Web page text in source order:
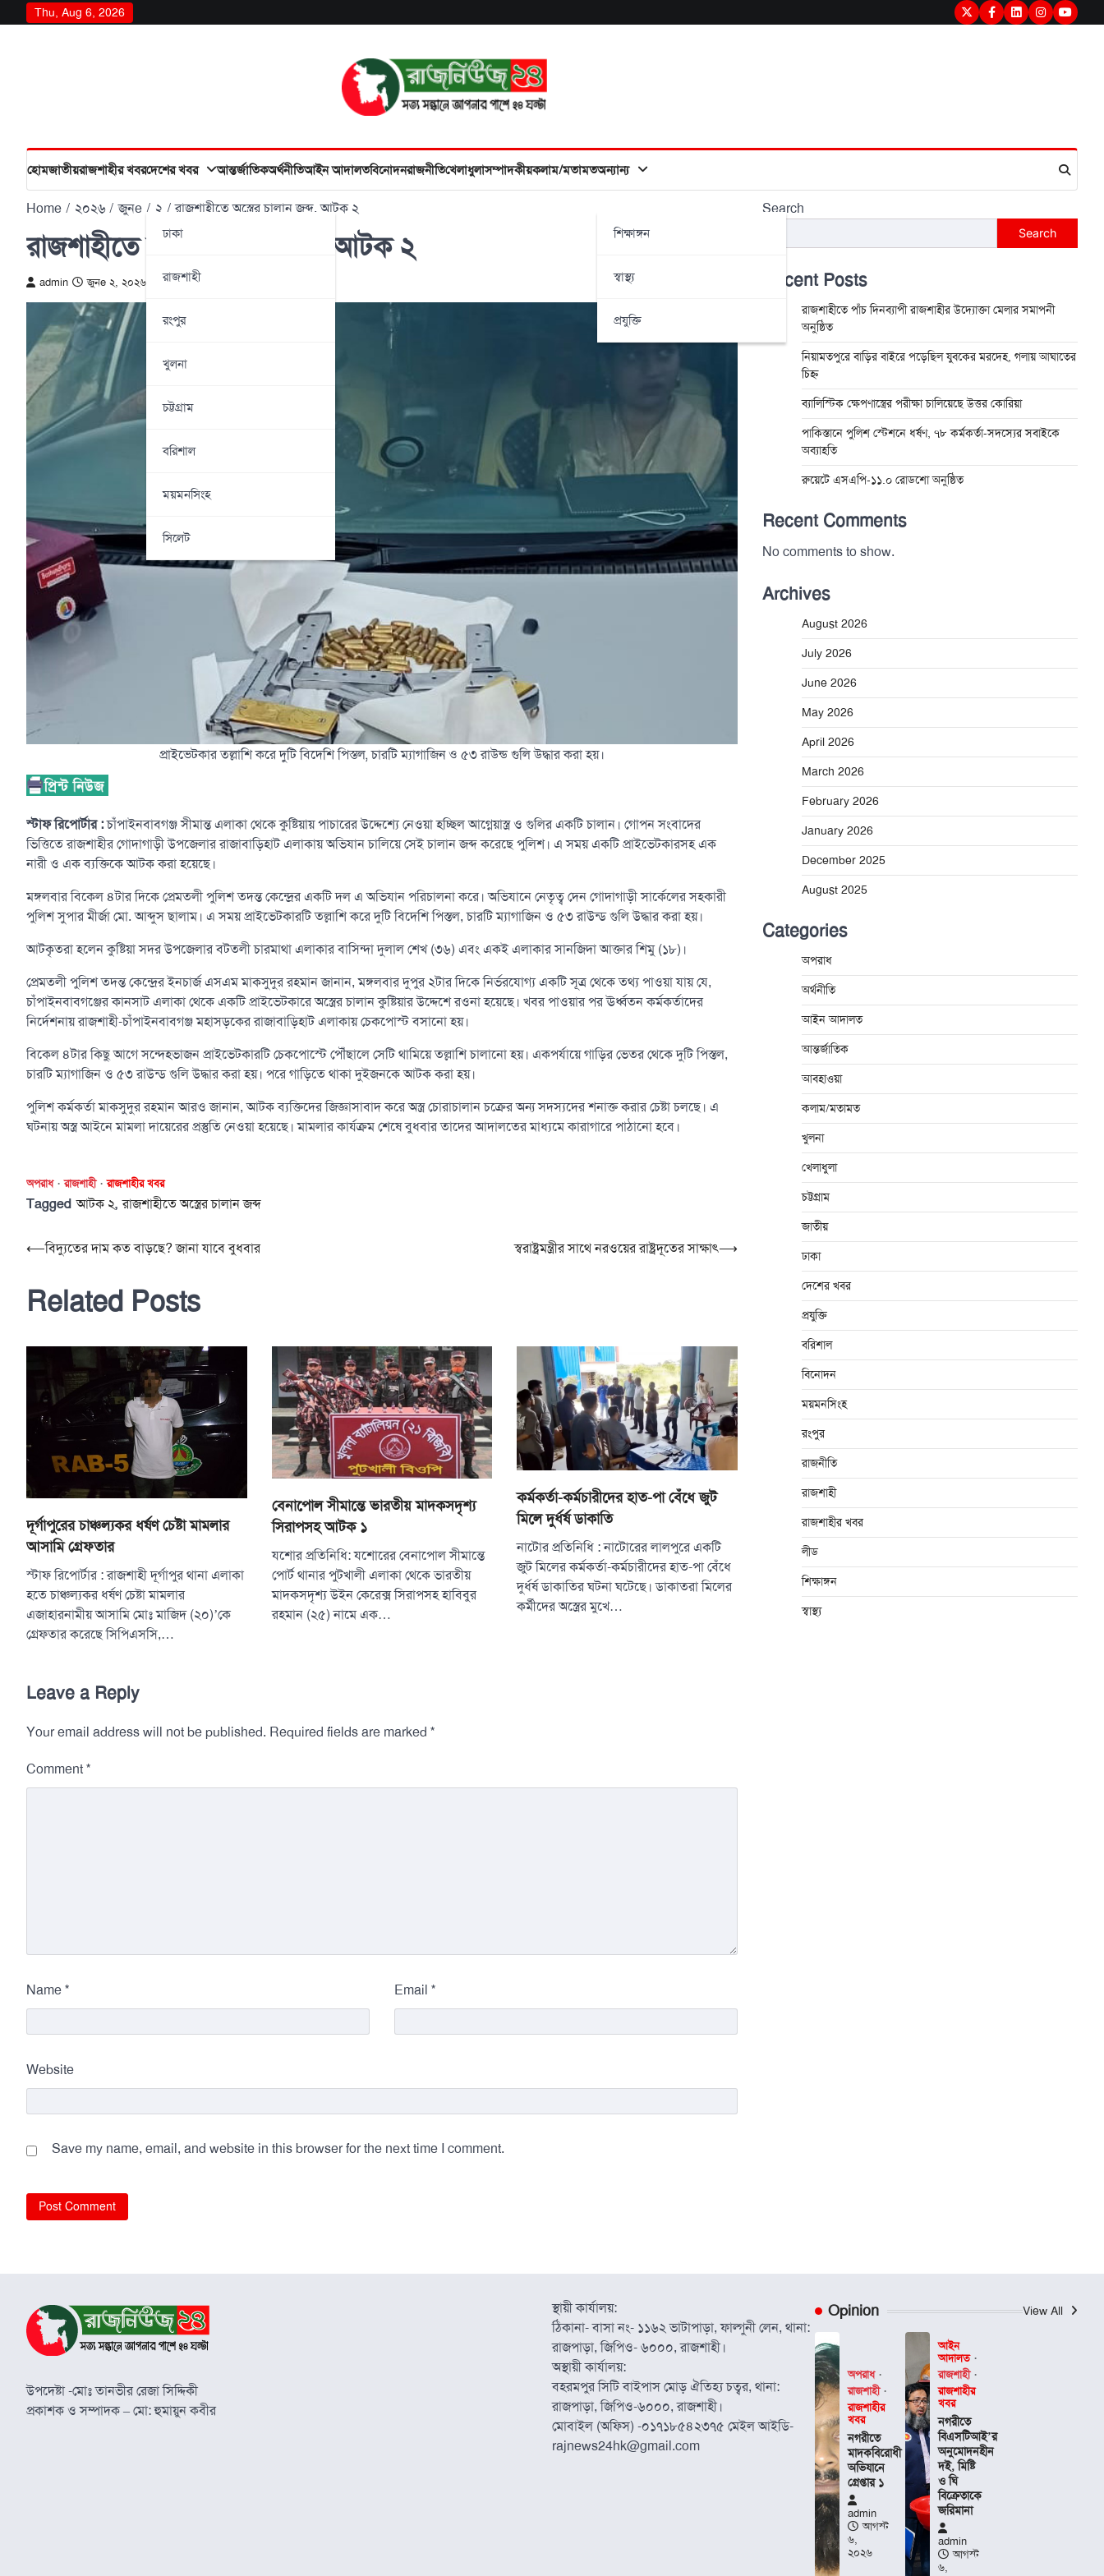
to
Thu, Aug 6, 2026 TwitterFacebook
LinkedInInstagram
হোমজাতীয়রাজশাহীর খবরদেশের খবর
ঢাকা
রাজশাহী
রংপুর
খুলনা
চট্টগ্রাম
বরিশাল
ময়মনসিংহ
সিলেট
আন্তর্জাতিকঅর্থনীতিআইন আদালতবিনোদনরাজনীতিখেলাধুলাসম্পাদকীয়কলাম/মতামতঅন্যান্য
শিক্ষাঙ্গন
স্বাস্থ্য
প্রযুক্তি
Home ২০২৬ জুনe ২ রাজশাহীতে অস্ত্রের চালান জব্দ, আটক ২
রাজশাহীতে অস্ত্রের চালান জব্দ, আটক ২
admin জুনe ২, ২০২৬
প্রাইভেটকার তল্লাশি করে দুটি বিদেশি পিস্তল, চারটি ম্যাগাজিন ও ৫৩ রাউন্ড গুলি উদ্ধার করা হয়।
স্টাফ রিপোর্টার :চাঁপাইনবাবগঞ্জ সীমান্ত এলাকা থেকে কুষ্টিয়ায় পাচারের উদ্দেশ্যে নেওয়া হচ্ছিল আগ্নেয়াস্ত্র ও গুলির একটি চালান। গোপন সংবাদের
ভিত্তিতে রাজশাহীর গোদাগাড়ী উপজেলার রাজাবাড়িহাট এলাকায় অভিযান চালিয়ে সেই চালান জব্দ করেছে পুলিশ। এ সময় একটি প্রাইভেটকারসহ এক
নারী ও এক ব্যক্তিকে আটক করা হয়েছে।
মঙ্গলবার বিকেল ৪টার দিকে প্রেমতলী পুলিশ তদন্ত কেন্দ্রের একটি দল এ অভিযান পরিচালনা করে। অভিযানে নেতৃত্ব দেন গোদাগাড়ী সার্কেলের সহকারী
পুলিশ সুপার মীর্জা মো. আব্দুস ছালাম। এ সময় প্রাইভেটকারটি তল্লাশি করে দুটি বিদেশি পিস্তল, চারটি ম্যাগাজিন ও ৫৩ রাউন্ড গুলি উদ্ধার করা হয়।
আটকৃতরা হলেন কুষ্টিয়া সদর উপজেলার বটতলী চারমাথা এলাকার বাসিন্দা দুলাল শেখ (৩৬) এবং একই এলাকার সানজিদা আক্তার শিমু (১৮)।
প্রেমতলী পুলিশ তদন্ত কেন্দ্রের ইনচার্জ এসএম মাকসুদুর রহমান জানান, মঙ্গলবার দুপুর ২টার দিকে নির্ভরযোগ্য একটি সূত্র থেকে তথ্য পাওয়া যায় যে,
চাঁপাইনবাবগঞ্জের কানসাট এলাকা থেকে একটি প্রাইভেটকারে অস্ত্রের চালান কুষ্টিয়ার উদ্দেশে রওনা হয়েছে। খবর পাওয়ার পর ঊর্ধ্বতন কর্মকর্তাদের
নির্দেশনায় রাজশাহী-চাঁপাইনবাবগঞ্জ মহাসড়কের রাজাবাড়িহাট এলাকায় চেকপোস্ট বসানো হয়।
বিকেল ৪টার কিছু আগে সন্দেহভাজন প্রাইভেটকারটি চেকপোস্টে পৌঁছালে সেটি থামিয়ে তল্লাশি চালানো হয়। একপর্যায়ে গাড়ির ভেতর থেকে দুটি পিস্তল,
চারটি ম্যাগাজিন ও ৫৩ রাউন্ড গুলি উদ্ধার করা হয়। পরে গাড়িতে থাকা দুইজনকে আটক করা হয়।
পুলিশ কর্মকর্তা মাকসুদুর রহমান আরও জানান, আটক ব্যক্তিদের জিজ্ঞাসাবাদ করে অস্ত্র চোরাচালান চক্রের অন্য সদস্যদের শনাক্ত করার চেষ্টা চলছে। এ
ঘটনায় অস্ত্র আইনে মামলা দায়েরের প্রস্তুতি নেওয়া হয়েছে। মামলার কার্যক্রম শেষে বুধবার তাদের আদালতের মাধ্যমে কারাগারে পাঠানো হবে।
অপরাধ রাজশাহী রাজশাহীর খবর
Taggedআটক ২,রাজশাহীতে অস্ত্রের চালান জব্দ
Post
⟵বিদ্যুতের দাম কত বাড়ছে? জানা যাবে বুধবার স্বরাষ্ট্রমন্ত্রীর সাথে নরওয়ের রাষ্ট্রদূতের সাক্ষাৎ⟶
Related Posts
দূর্গাপুরের চাঞ্চল্যকর ধর্ষণ চেষ্টা মামলার
আসামি গ্রেফতার
স্টাফ রিপোর্টার : রাজশাহী দূর্গাপুর থানা এলাকা
হতে চাঞ্চল্যকর ধর্ষণ চেষ্টা মামলার
এজাহারনামীয় আসামি মোঃ মাজিদ (২০)’কে
গ্রেফতার করেছে সিপিএসসি,…
বেনাপোল সীমান্তে ভারতীয় মাদকসদৃশ্য
সিরাপসহ আটক ১
যশোর প্রতিনিধি: যশোরের বেনাপোল সীমান্তে
পোর্ট থানার পুটখালী এলাকা থেকে ভারতীয়
মাদকসদৃশ্য উইন কেরেক্স সিরাপসহ হাবিবুর
রহমান (২৫) নামে এক…
কর্মকর্তা-কর্মচারীদের হাত-পা বেঁধে জুট
মিলে দুর্ধর্ষ ডাকাতি
নাটোর প্রতিনিধি : নাটোরের লালপুরে একটি
জুট মিলের কর্মকর্তা-কর্মচারীদের হাত-পা বেঁধে
দুর্ধর্ষ ডাকাতির ঘটনা ঘটেছে। ডাকাতরা মিলের
কর্মীদের অস্ত্রের মুখে…
Leave a Reply
Your email address will not be published. Required fields are marked *
Comment *
Name * Email *
Website
Save my name, email, and website in this browser for the next time I comment.
Search
Search
Recent Posts
রাজশাহীতে পাঁচ দিনব্যাপী রাজশাহীর উদ্যোক্তা মেলার সমাপনী
অনুষ্ঠিত
নিয়ামতপুরে বাড়ির বাইরে পড়েছিল যুবকের মরদেহ, গলায় আঘাতের
চিহ্ন
ব্যালিস্টিক ক্ষেপণাস্ত্রের পরীক্ষা চালিয়েছে উত্তর কোরিয়া
পাকিস্তানে পুলিশ স্টেশনে ধর্ষণ, ৭৮ কর্মকর্তা-সদস্যের সবাইকে
অব্যাহতি
রুয়েটে এসএপি-১১.০ রোডশো অনুষ্ঠিত
Recent Comments
No comments to show.
Archives
August 2026
July 2026
June 2026
May 2026
April 2026
March 2026
February 2026
January 2026
December 2025
August 2025
Categories
অপরাধ
অর্থনীতি
আইন আদালত
আন্তর্জাতিক
আবহাওয়া
কলাম/মতামত
খুলনা
খেলাধুলা
চট্টগ্রাম
জাতীয়
ঢাকা
দেশের খবর
প্রযুক্তি
বরিশাল
বিনোদন
ময়মনসিংহ
রংপুর
রাজনীতি
রাজশাহী
রাজশাহীর খবর
লীড
শিক্ষাঙ্গন
স্বাস্থ্য
উপদেষ্টা -মোঃ তানভীর রেজা সিদ্দিকী
প্রকাশক ও সম্পাদক – মো: হুমায়ুন কবীর
স্থায়ী কার্যালয়:
ঠিকানা- বাসা নং- ১১৬২ ভাটাপাড়া, ফাল্গুনী লেন, থানা:
রাজপাড়া, জিপিও- ৬০০০, রাজশাহী।
অস্থায়ী কার্যালয়:
বহরমপুর সিটি বাইপাস মোড় ঐতিহ্য চত্বর, থানা:
রাজপাড়া, জিপিও-৬০০০, রাজশাহী।
মোবাইল (অফিস) -০১৭১৮৫৪২৩৭৫ মেইল আইডি-
rajnews24hk@gmail.com
Opinion View All
অপরাধ
রাজশাহী
রাজশাহীর
খবর
নগরীতে
মাদকবিরোধী
অভিযানে
গ্রেপ্তার ১
admin
আগস্ট
৬,
২০২৬
আইন
আদালত
রাজশাহী
রাজশাহীর
খবর
নগরীতে
বিএসটিআই’র
অনুমোদনহীন
দই, মিষ্টি
ও ঘি
বিক্রেতাকে
জরিমানা
admin
আগস্ট
৬,